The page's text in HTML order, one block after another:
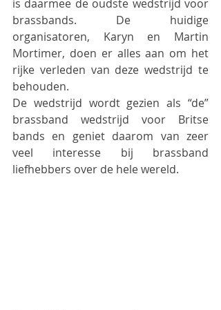
is daarmee de oudste wedstrijd voor
brassbands. De huidige
organisatoren, Karyn en Martin
Mortimer, doen er alles aan om het
rijke verleden van deze wedstrijd te
behouden.
De wedstrijd wordt gezien als “de”
brassband wedstrijd voor Britse
bands en geniet daarom van zeer
veel interesse bij brassband
liefhebbers over de hele wereld.